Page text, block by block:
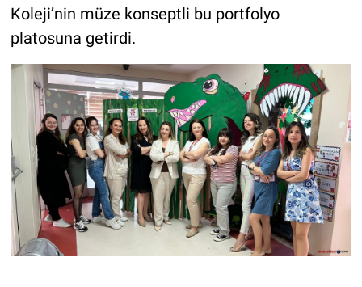
Koleji’nin müze konseptli bu portfolyo
platosuna getirdi.